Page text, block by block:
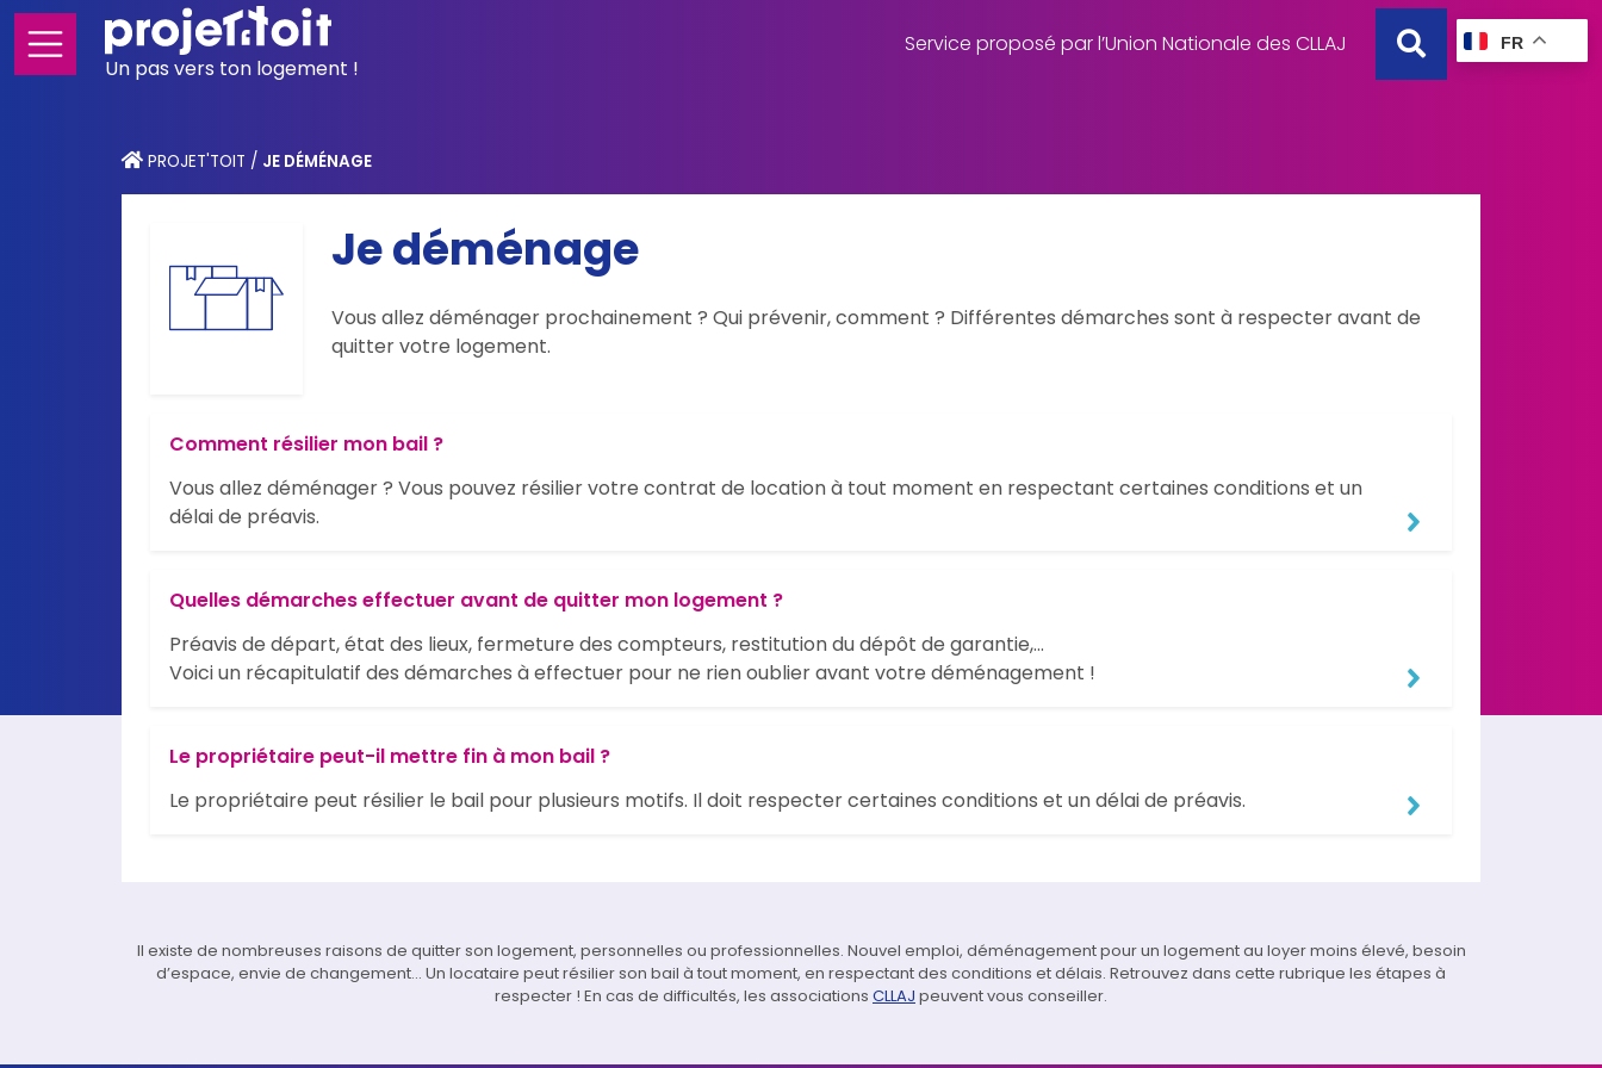
Un pas vers ton logement !
Service proposé par l’Union Nationale des CLLAJ FR
PROJET'TOIT / JE DÉMÉNAGE
Je déménage
Vous allez déménager prochainement ? Qui prévenir, comment ? Différentes démarches sont à respecter avant de
quitter votre logement.
Comment résilier mon bail ?
Vous allez déménager ? Vous pouvez résilier votre contrat de location à tout moment en respectant certaines conditions et un
délai de préavis.
Quelles démarches effectuer avant de quitter mon logement ?
Préavis de départ, état des lieux, fermeture des compteurs, restitution du dépôt de garantie,...
Voici un récapitulatif des démarches à effectuer pour ne rien oublier avant votre déménagement !
Le propriétaire peut-il mettre fin à mon bail ?
Le propriétaire peut résilier le bail pour plusieurs motifs. Il doit respecter certaines conditions et un délai de préavis.
Il existe de nombreuses raisons de quitter son logement, personnelles ou professionnelles. Nouvel emploi, déménagement pour un logement au loyer moins élevé, besoin
d’espace, envie de changement… Un locataire peut résilier son bail à tout moment, en respectant des conditions et délais. Retrouvez dans cette rubrique les étapes à
respecter ! En cas de difficultés, les associations CLLAJ peuvent vous conseiller.